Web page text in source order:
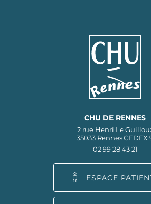
CHU DE RENNES
2 rue Henri Le
35033 Rennes CEDEX
02 99 28 43 21
ESPACE